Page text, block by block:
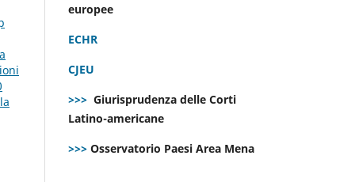
europee
ECHR
CJEU
>>> Giurisprudenza delle Corti
Latino-americane
>>> Osservatorio Paesi Area Mena